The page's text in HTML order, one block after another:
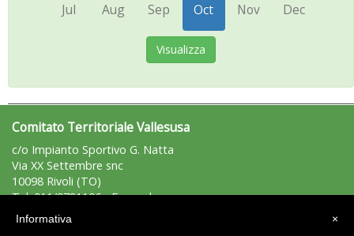
Jul Aug Sep Oct Nov Dec
Visualizza
Comitato Territoriale Vallesusa
c/o Impianto Sportivo G. Natta
Via XX Settembre snc
10098 Rivoli (TO)
Tel: 011/9781106 - Fax: n.d.
e-mail:vallesusa@uisp.it ×
Informativa